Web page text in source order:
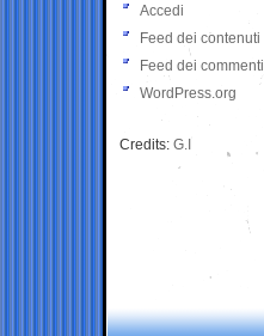
Accedi
Feed dei contenuti
Feed dei commenti
WordPress.org
Credits: G.I